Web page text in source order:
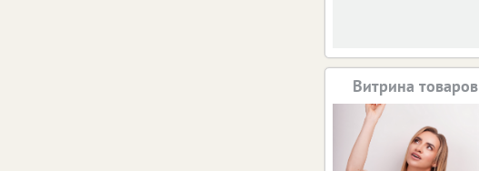
Витрина товаров